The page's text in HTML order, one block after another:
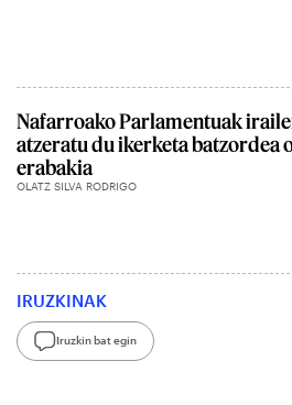
Nafarroako Parlamentuak
atzeratu du ikerketa batzordea
erabakia
OLATZ SILVA RODRIGO
IRUZKINAK
Iruzkin bat egin